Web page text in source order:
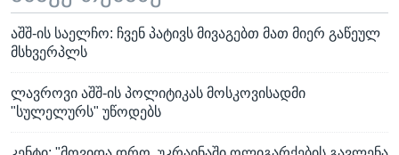
აშშ-ის საელჩო: ჩვენ პატივს მივაგებთ მათ მიერ გაწეულ
მსხვერპლს
ლავროვი აშშ-ის პოლიტიკას მოსკოვისადმი
"სულელურს" უწოდებს